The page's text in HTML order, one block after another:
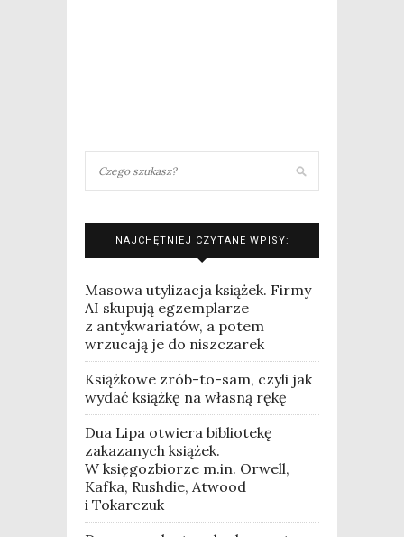
NAJCHĘTNIEJ CZYTANE WPISY:
Masowa utylizacja książek. Firmy
AI skupują egzemplarze
z antykwariatów, a potem
wrzucają je do niszczarek
Książkowe zrób-to-sam, czyli jak
wydać książkę na własną rękę
Dua Lipa otwiera bibliotekę
zakazanych książek.
W księgozbiorze m.in. Orwell,
Kafka, Rushdie, Atwood
i Tokarczuk